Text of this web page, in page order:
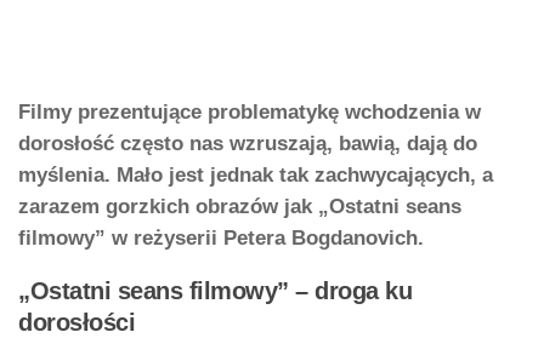
Filmy prezentujące problematykę wchodzenia w
dorosłość często nas wzruszają, bawią, dają do
myślenia. Mało jest jednak tak zachwycających, a
zarazem gorzkich obrazów jak „Ostatni seans
filmowy” w reżyserii Petera Bogdanovich.
„Ostatni seans filmowy” – droga ku
dorosłości